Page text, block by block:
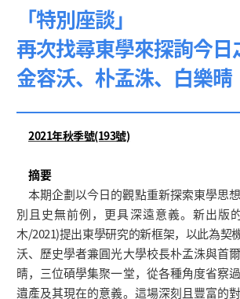
「特別座談」
再次找尋東學來探詢今日
金容沃、朴孟洙、白樂晴
2021年秋季號(193號)
摘要
本期企劃以今日的觀點重新探索東學思
別且史無前例，更具深遠意義。新出版
木/2021)提出東學研究的新框架，以此為契
沃、歷史學者兼圓光大學校長朴孟洙與首
晴，三位碩學集聚一堂，從各種角度省察
遺產及其現在的意義。這場深刻且豐富的